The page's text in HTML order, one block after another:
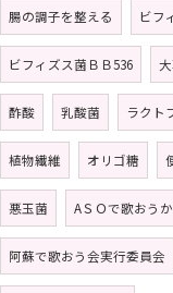
腸の調子を整える ビフ
ビフィズス菌ＢＢ536
酢酸 乳酸菌 ラクト
植物繊維 オリゴ糖
悪玉菌 AＳＯで歌おう
阿蘇で歌おう会実行委員会